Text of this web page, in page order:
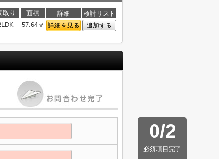
取り 面積 詳細
検討リスト
57.64㎡ 詳細を見る 追加する
0/2
必須項目完了